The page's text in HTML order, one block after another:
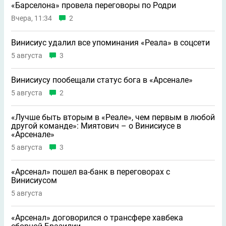
«Барселона» провела переговоры по Родри
Вчера, 11:34 2
Винисиус удалил все упоминания «Реала» в соцсети
5 августа 3
Винисиусу пообещали статус бога в «Арсенале»
5 августа 2
«Лучше быть вторым в «Реале», чем первым в любой
другой команде»: Миятович – о Винисиусе в
«Арсенале»
5 августа 3
«Арсенал» пошел ва-банк в переговорах с
Винисиусом
5 августа
«Арсенал» договорился о трансфере хавбека